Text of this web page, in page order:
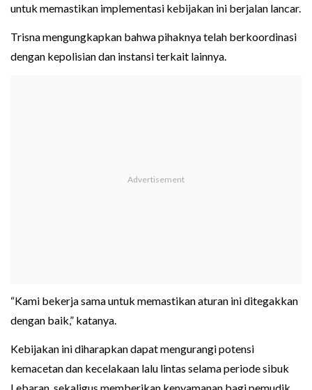
untuk memastikan implementasi kebijakan ini berjalan lancar.
Trisna mengungkapkan bahwa pihaknya telah berkoordinasi
dengan kepolisian dan instansi terkait lainnya.
“Kami bekerja sama untuk memastikan aturan ini ditegakkan
dengan baik,” katanya.
Kebijakan ini diharapkan dapat mengurangi potensi
kemacetan dan kecelakaan lalu lintas selama periode sibuk
Lebaran, sekaligus memberikan kenyamanan bagi pemudik